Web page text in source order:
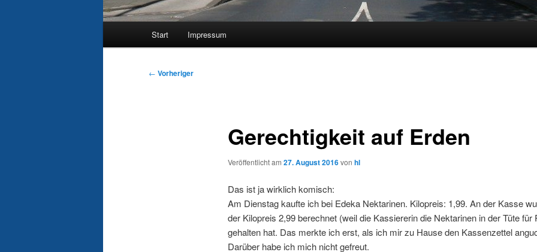
Start Impressum
Beitragsnavigation
← Vorheriger
Gerechtigkeit auf Erden
Veröffentlicht am 27. August 2016von hl
Das ist ja wirklich komisch:
Am Dienstag kaufte ich bei Edeka Nektarinen. Kilopreis: 1,99. An der Kasse
der Kilopreis 2,99 berechnet (weil die Kassiererin die Nektarinen in der Tüte für
gehalten hat. Das merkte ich erst, als ich mir zu Hause den Kassenzettel
Darüber habe ich mich nicht gefreut.